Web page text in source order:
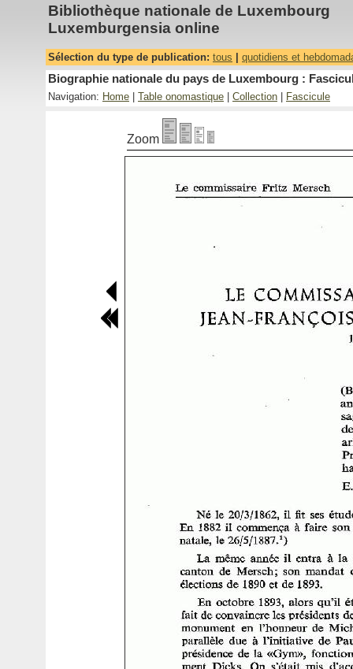
Bibliothèque nationale de Luxembourg
Luxemburgensia online
Sélection du type de publication: tous quotidiens et
Biographie nationale du pays de Luxembourg :
Navigation: Home Table onomastique Collection Fascicule
Zoom